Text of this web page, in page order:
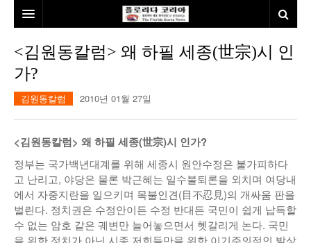
본사소개
뉴스
김명열칼럼
이명덕칼럼
본보특집
100인선/독자광장
<김원동칼럼> 왜 하필 세종(世宗)시 인
가?
김원동칼럼 2010년 01월 27일
<김원동칼럼> 왜 하필 세종(世宗)시 인가?
정부는 국가백년대계를 위해 세종시 원안수정은 불가피하다
고 난리고, 야당은 물론 박근혜는 일수불퇴론을 외치며 여당내
에서 자중지란을 일으키며 목불인견(目不忍見)의 개싸움 판을
벌린다. 정치권은 수정안이든 수정 반대든 국민이 쉽게 납득할
수 없는 암호 같은 궤변만 늘어놓으면서 헷갈리게 논다. 국민
을 위한 정치가 아닌 시종 저희들만을 위한 이기주의적인 발상